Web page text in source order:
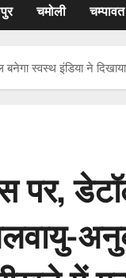
चमोली चम्पावत
बनेगा स्वस्थ इंडिया ने
पर,